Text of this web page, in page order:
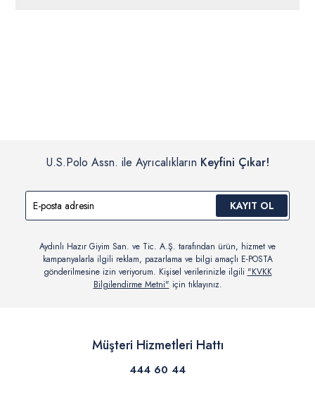
U.S.Polo Assn. ile Ayrıcalıkların Keyfini Çıkar!
KAYIT OL
Aydınlı Hazır Giyim San. ve Tic. A.Ş. tarafından ürün, hizmet ve
kampanyalarla ilgili reklam, pazarlama ve bilgi amaçlı E-POSTA
gönderilmesine izin veriyorum. Kişisel verilerinizle ilgili "KVKK
Bilgilendirme Metni" için tıklayınız.
Müşteri Hizmetleri Hattı
444 60 44